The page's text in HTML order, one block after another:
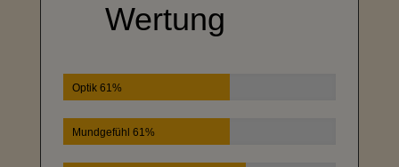
Wertung
Optik 61%
Mundgefühl 61%